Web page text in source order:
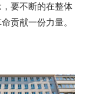
要不断的在整体
贡献一份力量。